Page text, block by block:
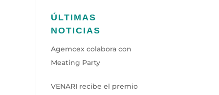
ÚLTIMAS
NOTICIAS
Agemcex colabora con
Meating Party
VENARI recibe el premio